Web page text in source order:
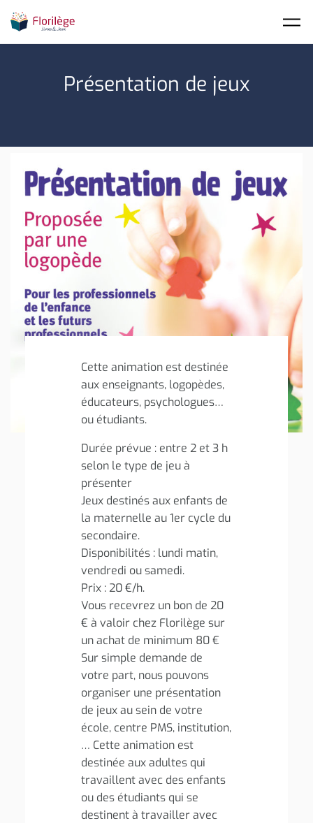
Présentation de jeux
Cette animation est destinée
aux enseignants, logopèdes,
éducateurs, psychologues…
ou étudiants.
Durée prévue : entre 2 et 3 h
selon le type de jeu à
présenter
Jeux destinés aux enfants de
la maternelle au 1er cycle du
secondaire.
Disponibilités : lundi matin,
vendredi ou samedi.
Prix : 20 €/h.
Vous recevrez un bon de 20
€ à valoir chez Florilège sur
un achat de minimum 80 €
Sur simple demande de
votre part, nous pouvons
organiser une présentation
de jeux au sein de votre
école, centre PMS, institution,
… Cette animation est
destinée aux adultes qui
travaillent avec des enfants
ou des étudiants qui se
destinent à travailler avec